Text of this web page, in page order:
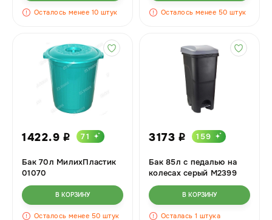
Осталось менее 10 штук Осталось менее 50 штук
1422.9 i 71
Бак 70л МилихПластик
01070
В КОРЗИНУ
Осталось менее 50 штук
3173 i 159
Бак 85л с педалью на
колесах серый М2399
В КОРЗИНУ
Осталась 1 штука